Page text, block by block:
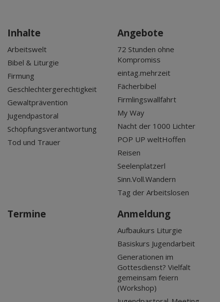
Inhalte
Arbeitswelt
Bibel & Liturgie
Firmung
Geschlechtergerechtigkeit
Gewaltprävention
Jugendpastoral
Schöpfungsverantwortung
Tod und Trauer
Angebote
72 Stunden ohne
Kompromiss
eintag.mehrzeit
Fächerbibel
Firmlingswallfahrt
My Way
Nacht der 1000 Lichter
POP UP weltHoffen
Reisen
Seelenplatzerl
Sinn.Voll.Wandern
Tag der Arbeitslosen
Termine Anmeldung
Aufbaukurs Liturgie
Basiskurs Jugendarbeit
Generationen im
Gottesdienst? Vielfalt
gemeinsam feiern
(Workshop)